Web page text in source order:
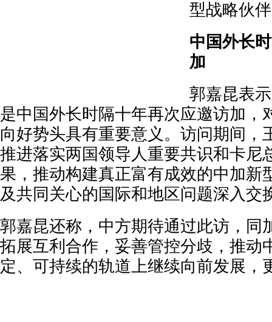
型战略伙
中国外长
加
郭嘉昆表
是中国外长时隔十年再次应邀访加，
向好势头具有重要意义。访问期间，
推进落实两国领导人重要共识和卡尼
果，推动构建真正富有成效的中加新
及共同关心的国际和地区问题深入交
郭嘉昆还称，中方期待通过此访，同
拓展互利合作，妥善管控分歧，推动
定、可持续的轨道上继续向前发展，